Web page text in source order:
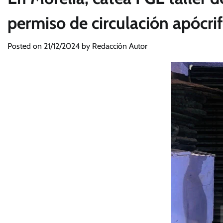
permiso de circulación
Posted on 21/12/2024 by Redacción Autor